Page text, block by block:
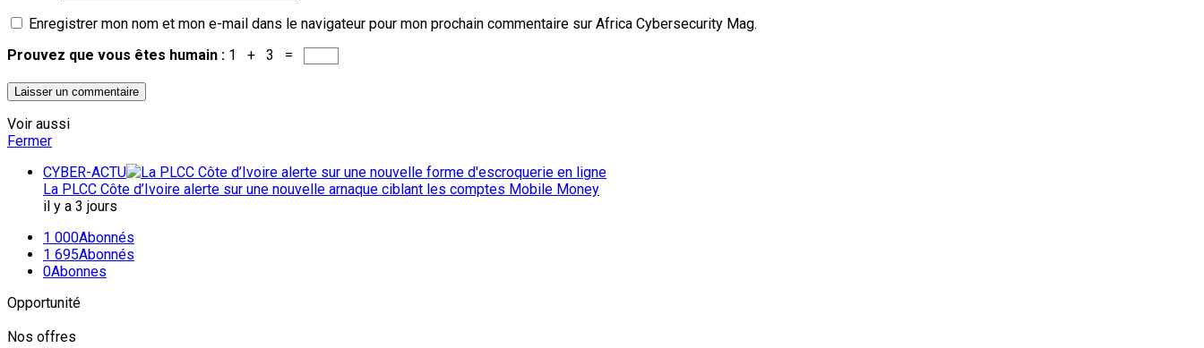
Enregistrer mon nom et mon e-mail dans le navigateur pour mon prochain commentaire sur Africa Cybersecurity Mag.
Prouvez que vous êtes humain : 1 + 3 =
Voir aussi
Fermer
CYBER-ACTU
La PLCC Côte d’Ivoire alerte sur une nouvelle arnaque ciblant les comptes Mobile Money
il y a 3 jours
1 000Abonnés
1 695Abonnés
0Abonnes
Opportunité
Nos offres